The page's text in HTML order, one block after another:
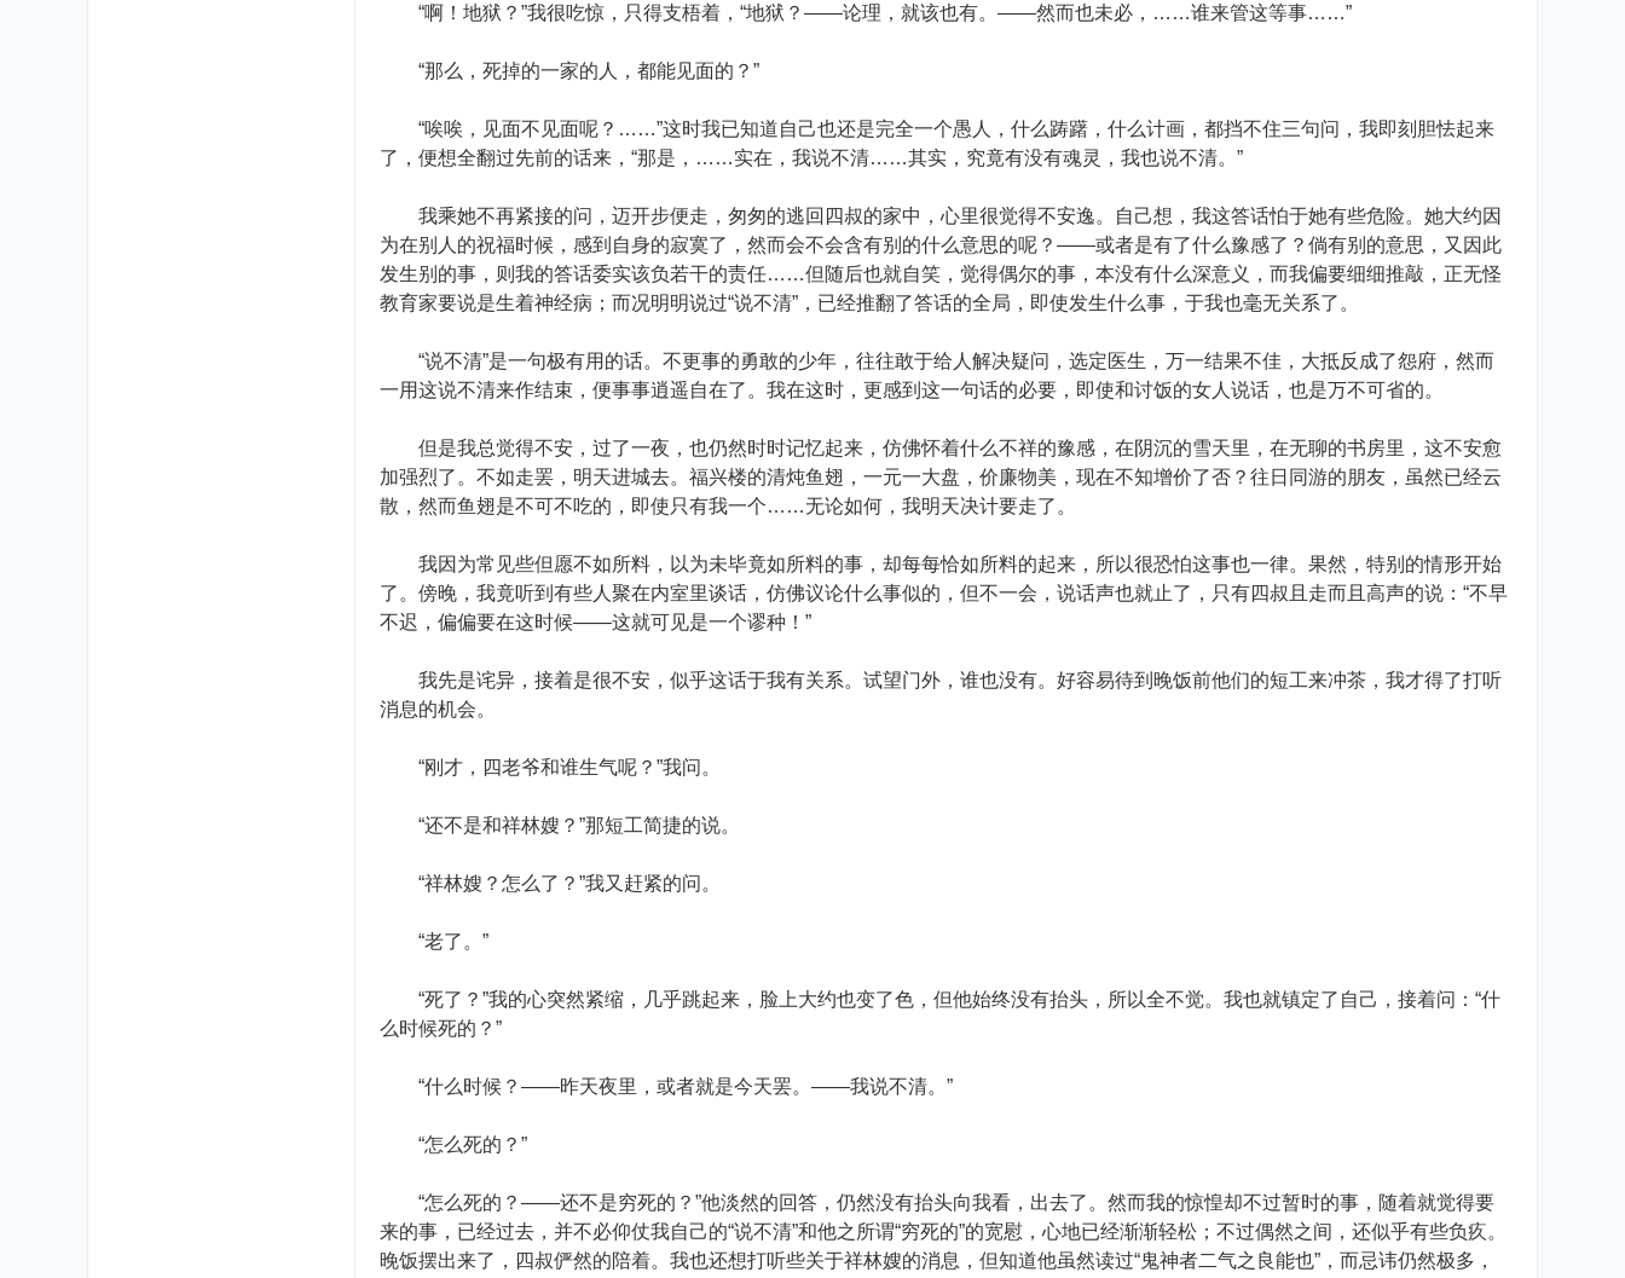
“啊！地狱？”我很吃惊，只得支梧着，“地狱？——论理，就该也有。——然而也未必，……谁来管这等事……”
“那么，死掉的一家的人，都能见面的？”
“唉唉，见面不见面呢？……”这时我已知道自己也还是完全一个愚人，什么踌躇，什么计画，都挡不住三句问，我即刻胆怯起来
了，便想全翻过先前的话来，“那是，……实在，我说不清……其实，究竟有没有魂灵，我也说不清。”
我乘她不再紧接的问，迈开步便走，匆匆的逃回四叔的家中，心里很觉得不安逸。自己想，我这答话怕于她有些危险。她大约因
为在别人的祝福时候，感到自身的寂寞了，然而会不会含有别的什么意思的呢？——或者是有了什么豫感了？倘有别的意思，又因此
发生别的事，则我的答话委实该负若干的责任……但随后也就自笑，觉得偶尔的事，本没有什么深意义，而我偏要细细推敲，正无怪
教育家要说是生着神经病；而况明明说过“说不清”，已经推翻了答话的全局，即使发生什么事，于我也毫无关系了。
“说不清”是一句极有用的话。不更事的勇敢的少年，往往敢于给人解决疑问，选定医生，万一结果不佳，大抵反成了怨府，然而
一用这说不清来作结束，便事事逍遥自在了。我在这时，更感到这一句话的必要，即使和讨饭的女人说话，也是万不可省的。
但是我总觉得不安，过了一夜，也仍然时时记忆起来，仿佛怀着什么不祥的豫感，在阴沉的雪天里，在无聊的书房里，这不安愈
加强烈了。不如走罢，明天进城去。福兴楼的清炖鱼翅，一元一大盘，价廉物美，现在不知增价了否？往日同游的朋友，虽然已经云
散，然而鱼翅是不可不吃的，即使只有我一个……无论如何，我明天决计要走了。
我因为常见些但愿不如所料，以为未毕竟如所料的事，却每每恰如所料的起来，所以很恐怕这事也一律。果然，特别的情形开始
了。傍晚，我竟听到有些人聚在内室里谈话，仿佛议论什么事似的，但不一会，说话声也就止了，只有四叔且走而且高声的说：“不早
不迟，偏偏要在这时候——这就可见是一个谬种！”
我先是诧异，接着是很不安，似乎这话于我有关系。试望门外，谁也没有。好容易待到晚饭前他们的短工来冲茶，我才得了打听
消息的机会。
“刚才，四老爷和谁生气呢？”我问。
“还不是和祥林嫂？”那短工简捷的说。
“祥林嫂？怎么了？”我又赶紧的问。
“老了。”
“死了？”我的心突然紧缩，几乎跳起来，脸上大约也变了色，但他始终没有抬头，所以全不觉。我也就镇定了自己，接着问：“什
么时候死的？”
“什么时候？——昨天夜里，或者就是今天罢。——我说不清。”
“怎么死的？”
“怎么死的？——还不是穷死的？”他淡然的回答，仍然没有抬头向我看，出去了。然而我的惊惶却不过暂时的事，随着就觉得要
来的事，已经过去，并不必仰仗我自己的“说不清”和他之所谓“穷死的”的宽慰，心地已经渐渐轻松；不过偶然之间，还似乎有些负疚。
晚饭摆出来了，四叔俨然的陪着。我也还想打听些关于祥林嫂的消息，但知道他虽然读过“鬼神者二气之良能也”，而忌讳仍然极多，